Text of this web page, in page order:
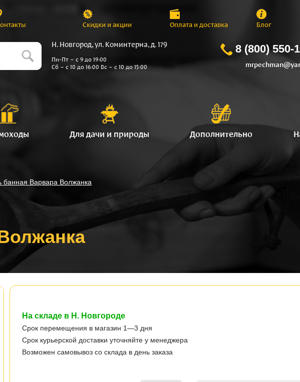
Скидки и акции Оплата и доставка Блог
Н. Новгород, ул. Коминтерна, д. 179
Пн-Пт – с 9 до 19:00
Сб – с 10 до 16:00 Вс – с 10 до 15:00
8 (800) 550-
Для дачи и природы Дополнительно
банная Варвара Волжанка
На складе в Н. Новгороде
Срок перемещения в магазин 1—3 дня
Срок курьерской доставки уточняйте у менеджера
Возможен самовывоз со склада в день заказа